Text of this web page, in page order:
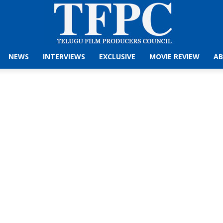
NEWS INTERVIEWS EXCLUSIVE MOVIE REVIEW